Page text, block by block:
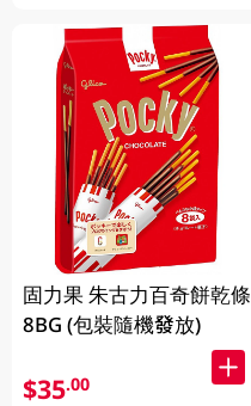
固力果 朱古力百奇餅乾條
8BG (包裝隨機發放)
$35.00